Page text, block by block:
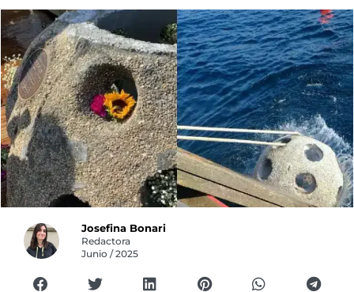
Josefina Bonari
Redactora
Junio / 2025